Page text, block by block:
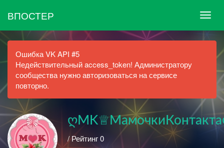
ВПОСТЕР
Ошибка VK API #5
Недействительный access_token! Администратору
сообщества нужно авторизоваться на сервисе
повторно.
/ Рейтинг 0